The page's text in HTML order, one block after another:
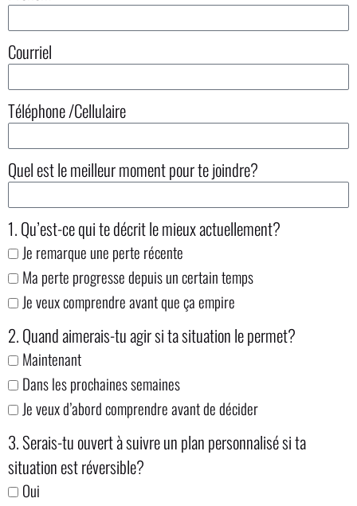
Courriel
Téléphone /Cellulaire
Quel est le meilleur moment pour te joindre?
1. Qu’est-ce qui te décrit le mieux actuellement?
Je remarque une perte récente
Ma perte progresse depuis un certain temps
Je veux comprendre avant que ça empire
2. Quand aimerais-tu agir si ta situation le permet?
Maintenant
Dans les prochaines semaines
Je veux d’abord comprendre avant de décider
3. Serais-tu ouvert à suivre un plan personnalisé si ta
situation est réversible?
Oui